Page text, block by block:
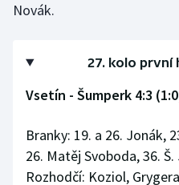
Volejbal
Novák.
27. kolo první
Vsetín - Šumperk 4:3
Branky: 19. a 26. Jonák,
26. Matěj Svoboda, 36.
Rozhodčí: Koziol,